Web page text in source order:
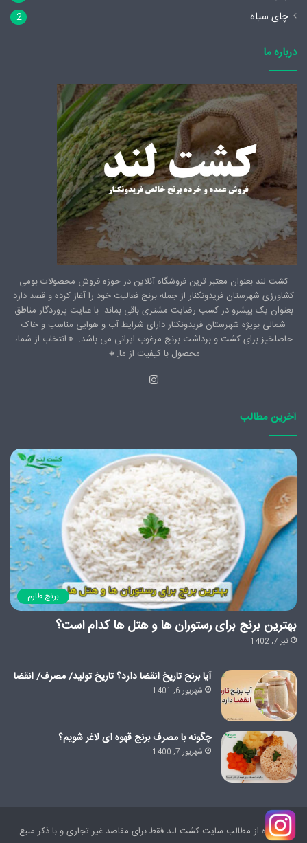
چای سیاه 2
درباره ما
کشت لند بعنوان معتبر ترین فروشگاه آنلاین در حوزه فروش محصولات بومی
کشاورزی شهرستان فریدونکنار از جمله برنج فعالیت خود را آغاز کرده و قصد دارد
بعنوان یک پیشرو در کسب رضایت مشتری باقی بماند. با عنایت پروردگار مناطق
شمالی بویژه شهرستان فریدونکنار دارای شرایط آب و هوایی مناسب و خاک
حاصلخیز برای کشت و برداشت برنج مرغوب ایرانی می باشد. 🔸️انتخاب از شما،
محصول با کیفیت از ما.🔸️
آخرین مطالب
برنج طارم
بهترین برنج برای رستوران ها و هتل ها کدام است؟
تیر 7, 1402
آیا برنج تاریخ انقضا دارد؟ تاریخ تولید/ مصرف/ انقضا
شهریور 6, 1401
چگونه با مصرف برنج قهوه ای لاغر شویم؟
شهریور 7, 1400
استفاده از مطالب سایت کشت لند فقط برای مقاصد غیر تجاری و با ذکر منبع